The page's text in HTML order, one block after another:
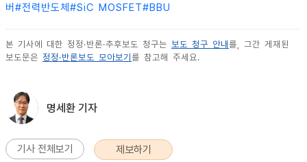
버 #전력반도체 #SiC MOSFET#BBU
본 기사에 대한 정정·반론·추후보도 청구는 보도 청구 안내 를, 그간 게재된
보도문은 정정·반론보도 모아보기 를 참고해 주세요.
명세환 기자
기사 전체보기 제보하기